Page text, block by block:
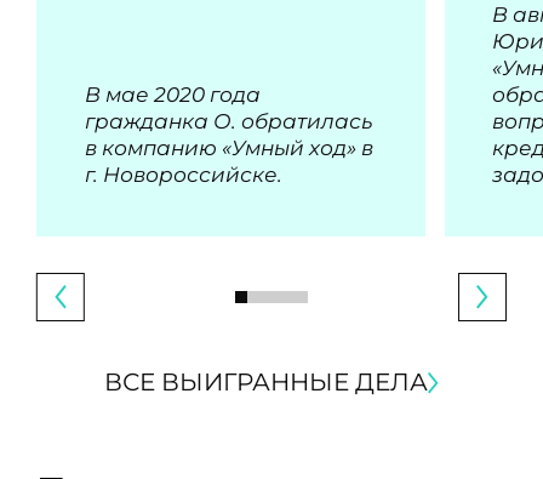
В мае 2020 года
гражданка О. обратилась
в компанию «Умный ход» в
г. Новороссийске.
В
ВСЕ ВЫИГРАННЫЕ ДЕЛА